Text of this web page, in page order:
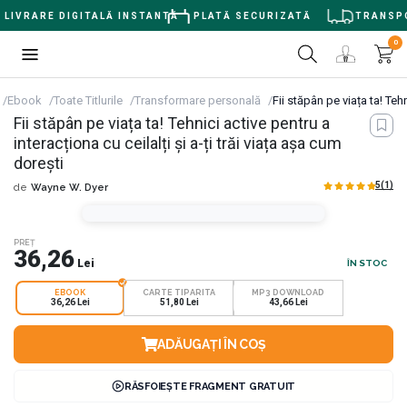
DIGITALĂ INSTANTĂ PLATĂ SECURIZATĂ
0
Ebook Toate Titlurile Transformare personală Fii stăpân pe viața ta!
Fii stăpân pe viața ta! Tehnici active pentru a
interacționa cu ceilalți și a-ți trăi viața așa cum
dorești
de Wayne W. Dyer 5(1)
PREȚ
36,26 Lei ÎN STOC
EBOOK
36,26 Lei
CARTE TIPARITA
51,80 Lei
MP3 DOWNLOAD
43,66 Lei
ADĂUGAȚI ÎN COȘ
RĂSFOIEȘTE FRAGMENT GRATUIT